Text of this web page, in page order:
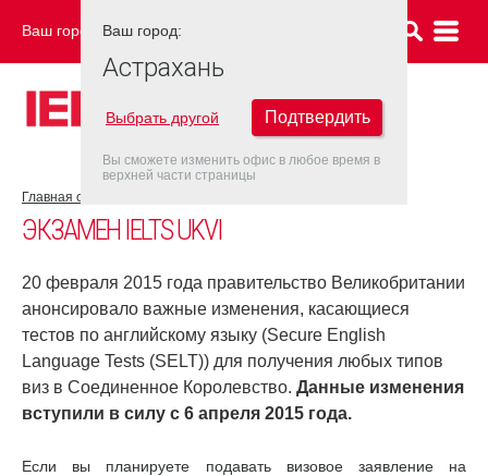
Ваш город: АСТРАХАНЬ
Главная страница
ЭКЗАМЕН IELTS UKVI
20 февраля 2015 года правительство Великобритании
анонсировало важные изменения, касающиеся
тестов по английскому языку (Secure English
Language Tests (SELT)) для получения любых типов
виз в Соединенное Королевство. Данные изменения
вступили в силу с 6 апреля 2015 года.
Если вы планируете подавать визовое заявление на
Ваш город:
Астрахань
Выбрать другой Подтвердить
Вы сможете изменить офис в любое время в
верхней части страницы